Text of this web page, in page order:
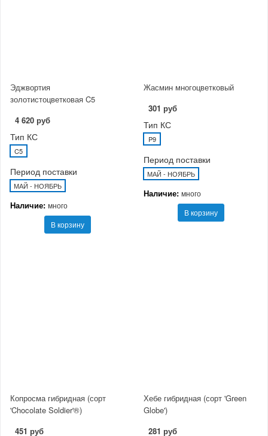
Эджвортия
золотистоцветковая C5
4 620 руб
Тип КС
C5
Период поставки
МАЙ - НОЯБРЬ
Наличие: много
В корзину
Жасмин многоцветковый
301 руб
Тип КС
P9
Период поставки
МАЙ - НОЯБРЬ
Наличие: много
В корзину
Копросма гибридная (сорт
'Chocolate Soldier'®)
451 руб
Хебе гибридная (сорт 'Green
Globe')
281 руб